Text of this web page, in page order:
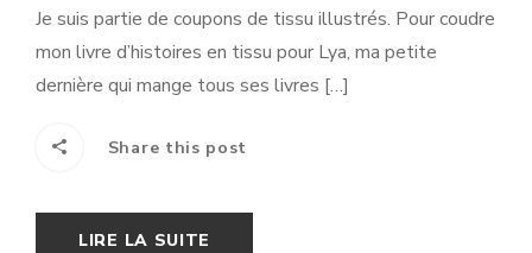
Je suis partie de coupons de tissu illustrés. Pour coudre
mon livre d’histoires en tissu pour Lya, ma petite
dernière qui mange tous ses livres […]
LIRE LA SUITE
Share this post